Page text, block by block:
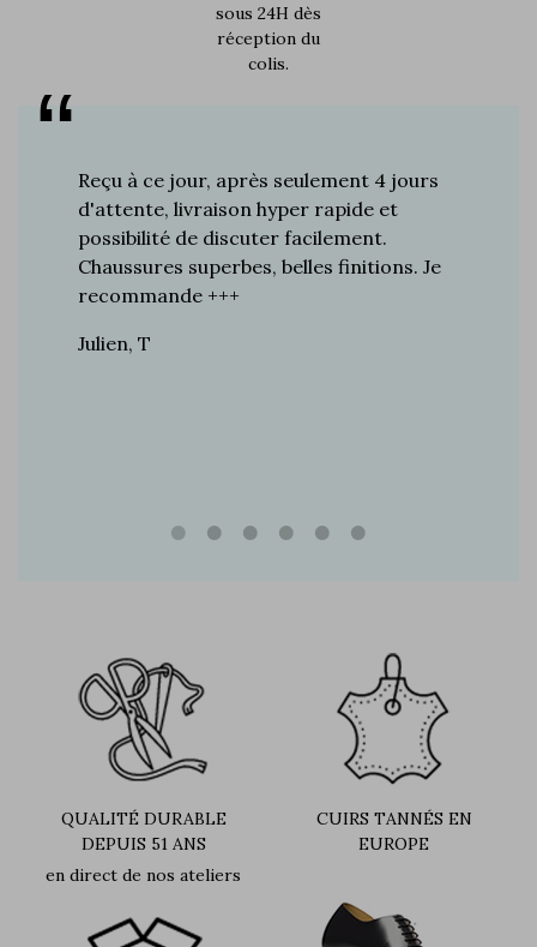
sous 24H dès
réception du
colis.
Reçu à ce jour, après seulement 4 jours
d'attente, livraison hyper rapide et
possibilité de discuter facilement.
Chaussures superbes, belles finitions. Je
recommande +++
Julien, T
QUALITÉ DURABLE
DEPUIS 51 ANS
en direct de nos ateliers
CUIRS TANNÉS EN
EUROPE